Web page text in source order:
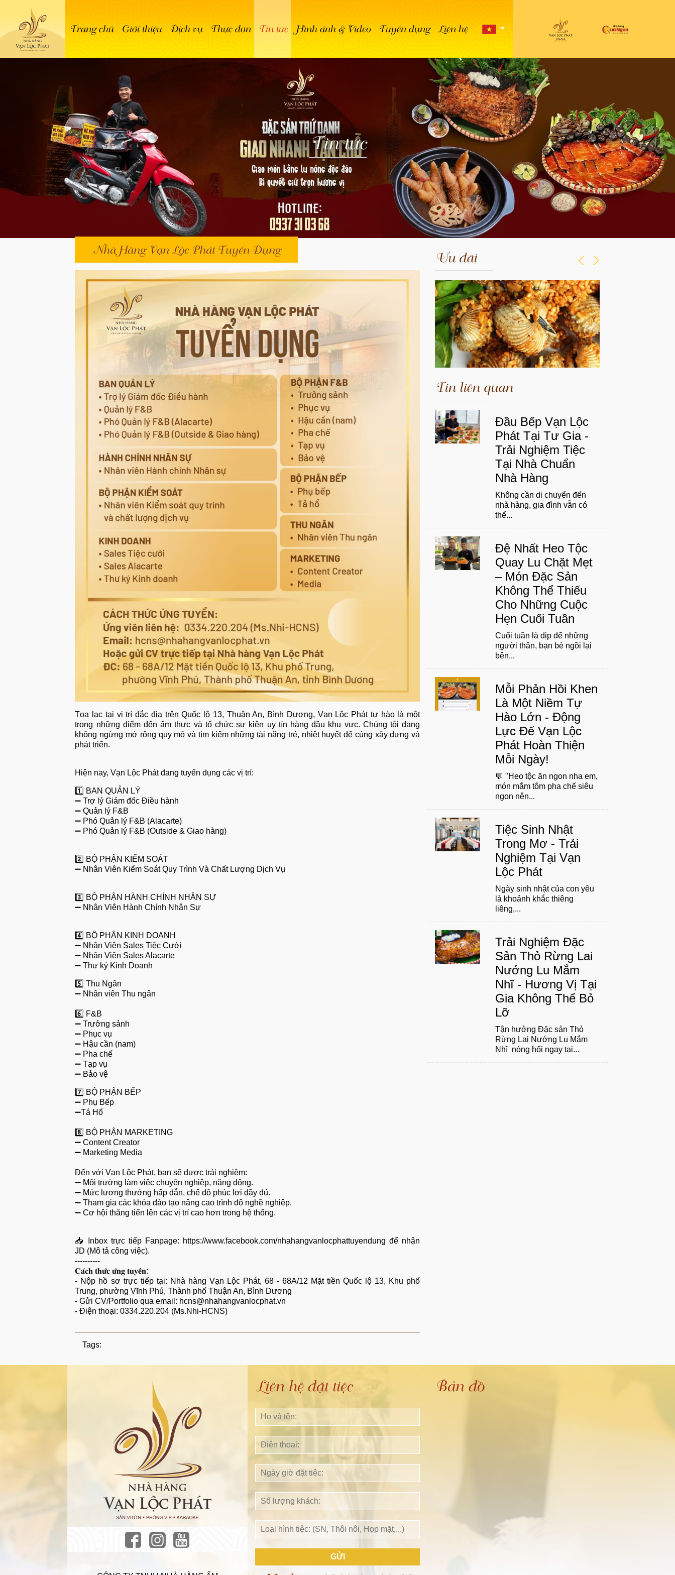
Trang chủ Giới thiệu Dịch vụ Thực đơn Tin tức Hình ảnh & Video Tuyển dụng Liên hệ
Tin tức
Nhà Hàng Vạn Lộc Phát Tuyển Dụng
Tọa lạc tại vị trí đắc địa trên Quốc lộ 13, Thuận An, Bình Dương, Vạn Lộc Phát tự hào là một
trong những điểm đến ẩm thực và tổ chức sự kiện uy tín hàng đầu khu vực. Chúng tôi đang
không ngừng mở rộng quy mô và tìm kiếm những tài năng trẻ, nhiệt huyết để cùng xây dựng và
phát triển.
Hiện nay, Vạn Lộc Phát đang tuyển dụng các vị trí:
1️⃣ BAN QUẢN LÝ
➖ Trợ lý Giám đốc Điều hành
➖ Quản lý F&B
➖ Phó Quản lý F&B (Alacarte)
➖ Phó Quản lý F&B (Outside & Giao hàng)
2️⃣ BỘ PHẬN KIỂM SOÁT
➖ Nhân Viên Kiểm Soát Quy Trình Và Chất Lượng Dịch Vụ
3️⃣ BỘ PHẬN HÀNH CHÍNH NHÂN SỰ
➖ Nhân Viên Hành Chính Nhân Sự
4️⃣ BỘ PHẬN KINH DOANH
➖ Nhân Viên Sales Tiệc Cưới
➖ Nhân Viên Sales Alacarte
➖ Thư ký Kinh Doanh
5️⃣ Thu Ngân
➖ Nhân viên Thu ngân
6️⃣ F&B
➖ Trưởng sảnh
➖ Phục vụ
➖ Hậu cần (nam)
➖ Pha chế
➖ Tạp vụ
➖ Bảo vệ
7️⃣ BỘ PHẬN BẾP
➖ Phụ Bếp
➖Tá Hổ
8️⃣ BỘ PHẬN MARKETING
➖ Content Creator
➖ Marketing Media
Đến với Vạn Lộc Phát, bạn sẽ được trải nghiệm:
➖ Môi trường làm việc chuyên nghiệp, năng động.
➖ Mức lương thưởng hấp dẫn, chế độ phúc lợi đầy đủ.
➖ Tham gia các khóa đào tạo nâng cao trình độ nghề nghiệp.
➖ Cơ hội thăng tiến lên các vị trí cao hơn trong hệ thống.
📥 Inbox trực tiếp Fanpage: https://www.facebook.com/nhahangvanlocphattuyendung để nhận
JD (Mô tả công việc).
----------
𝐂𝐚́𝐜𝐡 𝐭𝐡𝐮̛́𝐜 𝐮̛́𝐧𝐠 𝐭𝐮𝐲𝐞̂̉𝐧:
- Nộp hồ sơ trực tiếp tại: Nhà hàng Vạn Lộc Phát, 68 - 68A/12 Mặt tiền Quốc lộ 13, Khu phố
Trung, phường Vĩnh Phú, Thành phố Thuận An, Bình Dương
- Gửi CV/Portfolio qua email: hcns@nhahangvanlocphat.vn
- Điện thoại: 0334.220.204 (Ms.Nhi-HCNS)
Tags:
Ưu đãi
Tin liên quan
Đầu Bếp Vạn Lộc
Phát Tại Tư Gia -
Trải Nghiệm Tiệc
Tại Nhà Chuẩn
Nhà Hàng
Không cần di chuyển đến
nhà hàng, gia đình vẫn có
thể...
Đệ Nhất Heo Tộc
Quay Lu Chặt Mẹt
– Món Đặc Sản
Không Thể Thiếu
Cho Những Cuộc
Hẹn Cuối Tuần
Cuối tuần là dịp để những
người thân, bạn bè ngồi lại
bên...
Mỗi Phản Hồi Khen
Là Một Niềm Tự
Hào Lớn - Động
Lực Để Vạn Lộc
Phát Hoàn Thiện
Mỗi Ngày!
💬 "Heo tộc ăn ngon nha em,
món mắm tôm pha chế siêu
ngon nên...
Tiệc Sinh Nhật
Trong Mơ - Trải
Nghiệm Tại Vạn
Lộc Phát
Ngày sinh nhật của con yêu
là khoảnh khắc thiêng
liêng,...
Trải Nghiệm Đặc
Sản Thỏ Rừng Lai
Nướng Lu Mắm
Nhĩ - Hương Vị Tại
Gia Không Thể Bỏ
Lỡ
Tận hưởng Đặc sản Thỏ
Rừng Lai Nướng Lu Mắm
Nhĩ nóng hổi ngay tại...
Liên hệ đặt tiệc
GỬI
Bản đồ